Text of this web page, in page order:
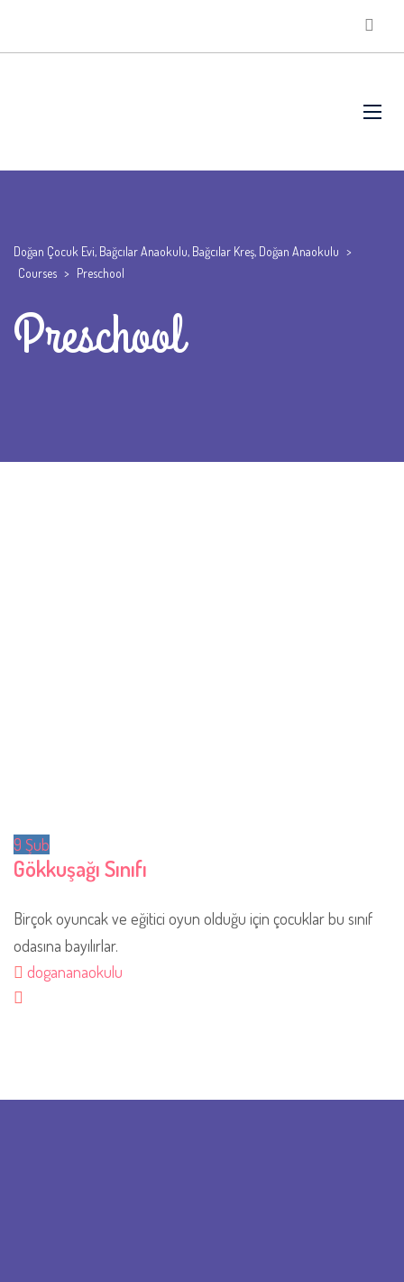
Doğan Çocuk Evi, Bağcılar Anaokulu, Bağcılar Kreş, Doğan Anaokulu >
Courses > Preschool
Preschool
9 Şub
Gökkuşağı Sınıfı
Birçok oyuncak ve eğitici oyun olduğu için çocuklar bu sınıf
odasına bayılırlar.
dogananaokulu